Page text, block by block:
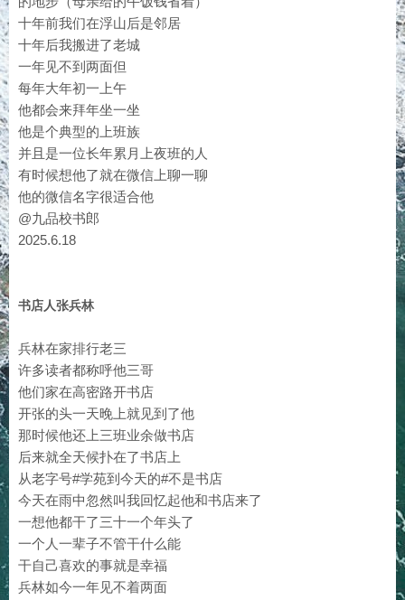
十年前我们在浮山后是邻居
十年后我搬进了老城
一年见不到两面但
每年大年初一上午
他都会来拜年坐一坐
他是个典型的上班族
并且是一位长年累月上夜班的人
有时候想他了就在微信上聊一聊
他的微信名字很适合他
@九品校书郎
2025.6.18
书店人张兵林
兵林在家排行老三
许多读者都称呼他三哥
他们家在高密路开书店
开张的头一天晚上就见到了他
那时候他还上三班业余做书店
后来就全天候扑在了书店上
从老字号#学苑到今天的#不是书店
今天在雨中忽然叫我回忆起他和书店来了
一想他都干了三十一个年头了
一个人一辈子不管干什么能
干自己喜欢的事就是幸福
兵林如今一年见不着两面